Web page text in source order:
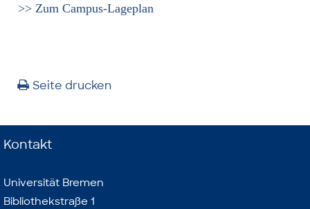
>> Zum Campus-Lageplan
Seite drucken
Kontakt
Universität Bremen
Bibliothekstraße 1